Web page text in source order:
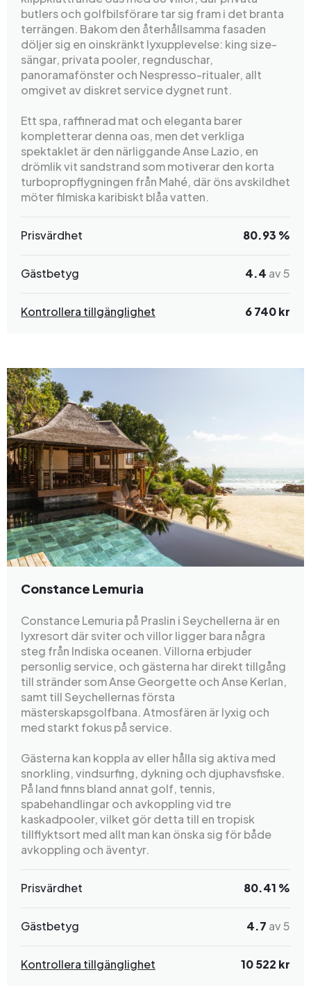
butlers och golfbilsförare tar sig fram i det branta
terrängen. Bakom den återhållsamma fasaden
döljer sig en oinskränkt lyxupplevelse: king size-
sängar, privata pooler, regnduschar,
panoramafönster och Nespresso-ritualer, allt
omgivet av diskret service dygnet runt.
Ett spa, raffinerad mat och eleganta barer
kompletterar denna oas, men det verkliga
spektaklet är den närliggande Anse Lazio, en
drömlik vit sandstrand som motiverar den korta
turbopropflygningen från Mahé, där öns avskildhet
möter filmiska karibiskt blåa vatten.
Prisvärdhet 80.93 %
Gästbetyg 4.4 av 5
Kontrollera tillgänglighet 6 740 kr
Constance Lemuria
Constance Lemuria på Praslin i Seychellerna är en
lyxresort där sviter och villor ligger bara några
steg från Indiska oceanen. Villorna erbjuder
personlig service, och gästerna har direkt tillgång
till stränder som Anse Georgette och Anse Kerlan,
samt till Seychellernas första
mästerskapsgolfbana. Atmosfären är lyxig och
med starkt fokus på service.
Gästerna kan koppla av eller hålla sig aktiva med
snorkling, vindsurfing, dykning och djuphavsfiske.
På land finns bland annat golf, tennis,
spabehandlingar och avkoppling vid tre
kaskadpooler, vilket gör detta till en tropisk
tillflyktsort med allt man kan önska sig för både
avkoppling och äventyr.
Prisvärdhet 80.41 %
Gästbetyg 4.7 av 5
Kontrollera tillgänglighet 10 522 kr